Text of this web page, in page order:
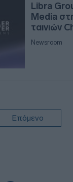
Libra
Media
ταινιών
Newsroom
Επόμενο